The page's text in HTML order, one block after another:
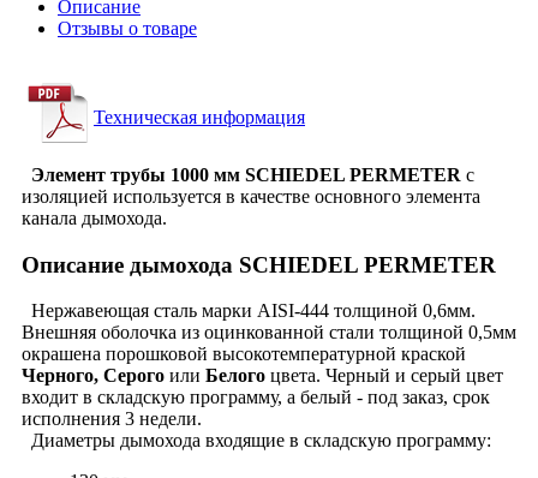
Описание
Отзывы о товаре
Техническая информация
Элемент трубы 1000 мм SCHIEDEL PERMETER с
изоляцией используется в качестве основного элемента
канала дымохода.
Описание дымохода SCHIEDEL PERMETER
Нержавеющая сталь марки AISI-444 толщиной 0,6мм.
Внешняя оболочка из оцинкованной стали толщиной 0,5мм
окрашена порошковой высокотемпературной краской
Черного, Серого или Белого цвета. Черный и серый цвет
входит в складскую программу, а белый - под заказ, срок
исполнения 3 недели.
Диаметры дымохода входящие в складскую программу: